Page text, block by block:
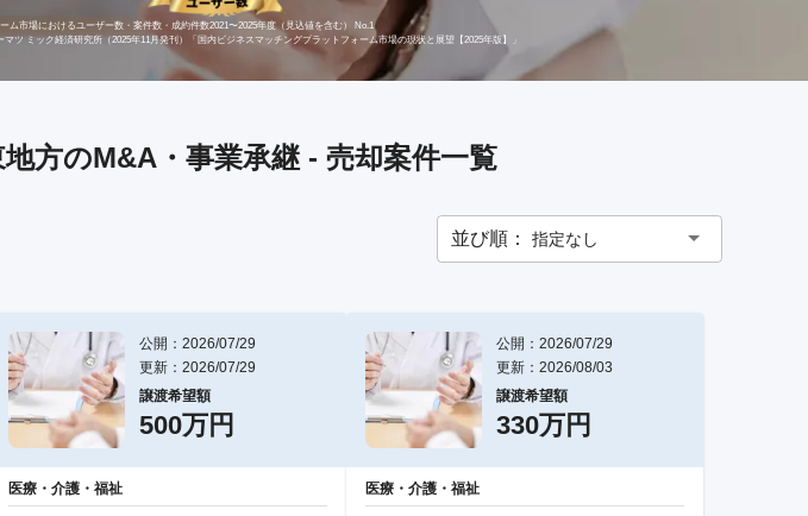
ム市場におけるユーザー数・案件数・成約件数2021〜2025年度（見込値を含む） No.1
ツ ミック経済研究所（2025年11月発刊）「国内ビジネスマッチングプラットフォーム市場の現状と展望【2025年版】」
方のM&A・事業承継 - 売却案件一覧
並び順： 指定なし
公開：2026/07/29
更新：2026/07/29
譲渡希望額
500万円
医療・介護・福祉
公開：2026/07/29
更新：2026/08/03
譲渡希望額
330万円
医療・介護・福祉